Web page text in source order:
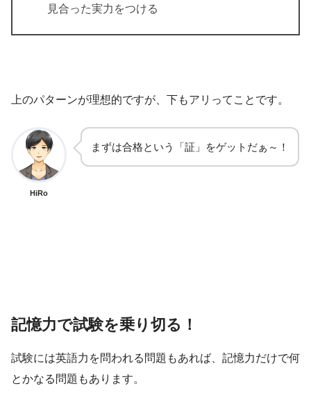
見合った実力をつける
上のパターンが理想的ですが、下もアリってことです。
HiRo
まずは合格という「証」をゲットだぁ～！
記憶力で試験を乗り切る！
試験には英語力を問われる問題もあれば、記憶力だけで何
とかなる問題もあります。